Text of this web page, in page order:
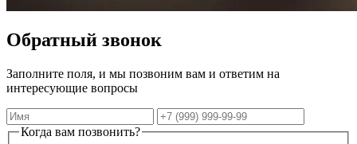
Обратный звонок
Заполните поля, и мы позвоним вам и ответим на
интересующие вопросы
Имя
Телефон
Когда вам позвонить?